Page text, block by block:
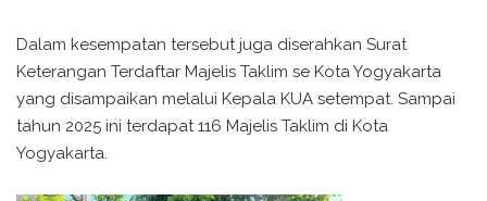
Dalam kesempatan tersebut juga diserahkan Surat
Keterangan Terdaftar Majelis Taklim se Kota Yogyakarta
yang disampaikan melalui Kepala KUA setempat. Sampai
tahun 2025 ini terdapat 116 Majelis Taklim di Kota
Yogyakarta.